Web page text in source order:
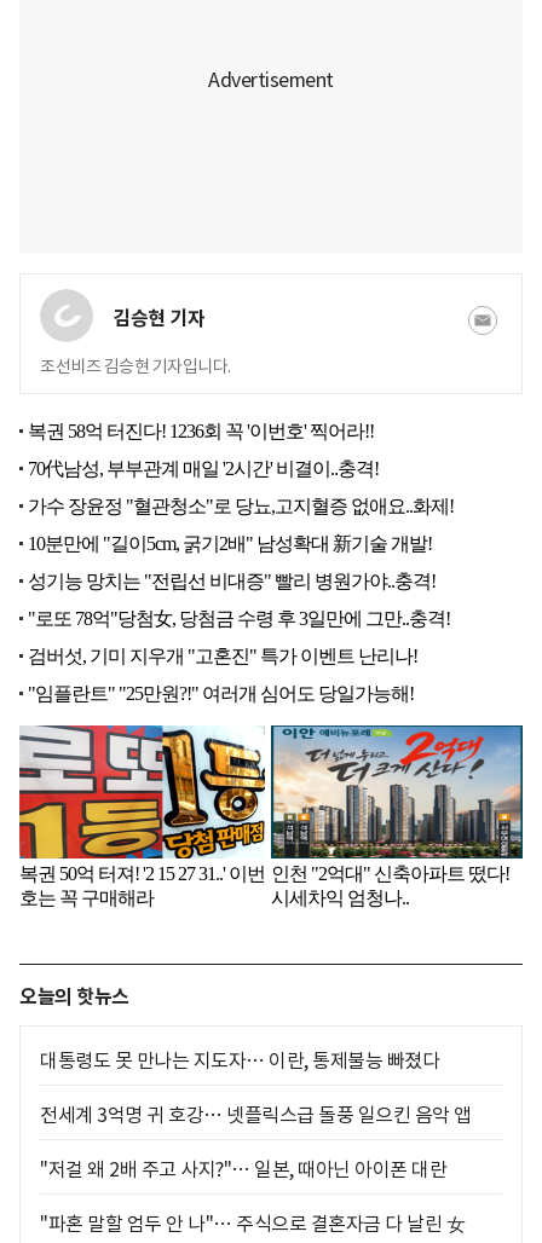
김승현 기자
조선비즈 김승현 기자입니다.
오늘의 핫뉴스
대통령도 못 만나는 지도자… 이란, 통제불능 빠졌다
전세계 3억명 귀 호강… 넷플릭스급 돌풍 일으킨 음악 앱
"저걸 왜 2배 주고 사지?"… 일본, 때아닌 아이폰 대란
"파혼 말할 엄두 안 나"… 주식으로 결혼자금 다 날린 女